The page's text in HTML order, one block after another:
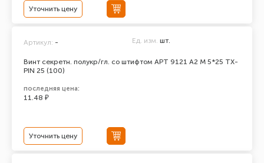
Уточнить цену
Винт секретн. полукр/гл. со штифтом АРТ 9121 А2 M 5*25 TX-
PIN 25 (100)
Артикул: - Ед. изм. шт.
последняя цена:
11.48 ₽
Уточнить цену